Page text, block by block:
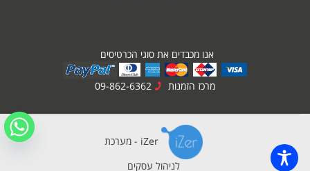
אנו מכבדים את סוגי הכרטיסים
מרכז הזמנות
iZer - מערכת
לניהול עסקים